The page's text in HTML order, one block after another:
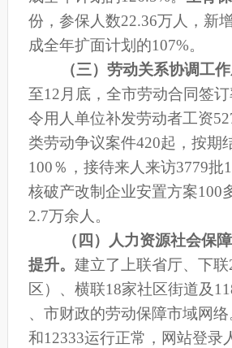
份 ， 参保人数22.36万人，新
成全年扩面计划的107%。
（三）劳动关系协调工作
至12月底， 全市劳动合同签
令用人单位补发劳动者工资
类劳动争议案件420起， 按期
100％， 接待来人来访3779批
核破产改制 企业安置方案100
2.7万余人 。
（四）人力资源社会保
提升。 建立了上联省厅、下联
区）、横联18家社区街道及
、市财政的劳动保障市域网络
和12333运行正常，网站登录